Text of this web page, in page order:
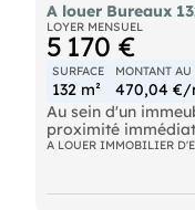
A louer Bureaux
LOYER MENSUEL
5 170 €
SURFACE
132 m²
MONTANT AU
470,04 €/
Au sein d'un
proximité
ImmpNotre
Métro Guy-Môquet
(31, 518, 81)
A LOUER IMMOBILIER